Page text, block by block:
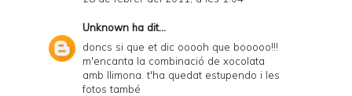
Unknown ha dit...
doncs si que et dic ooooh que booooo!!!
m'encanta la combinació de xocolata
amb llimona. t'ha quedat estupendo i les
fotos també